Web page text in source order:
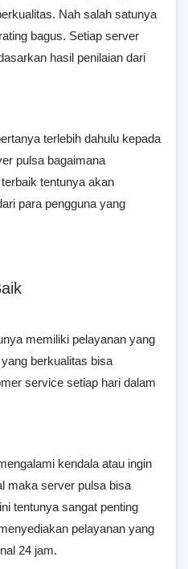
Nah salah satunya
bagus. Setiap server
hasil penilaian dari
terlebih dahulu kepada
pulsa bagaimana
tentunya akan
para pengguna yang
memiliki pelayanan yang
berkualitas bisa
service setiap hari dalam
kendala atau ingin
maka server pulsa bisa
tentunya sangat penting
pelayanan yang
24 jam.